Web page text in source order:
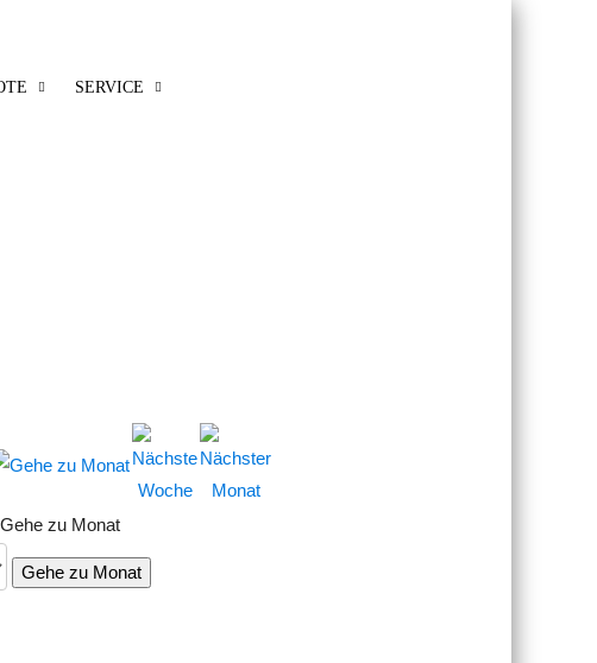
SERVICE
Gehe zu Monat
Gehe zu Monat